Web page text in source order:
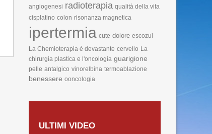
angiogenesi radioterapia qualità della vita
cisplatino colon risonanza magnetica
ipertermia cute dolore escozul
La Chemioterapia è devastante cervello La
chirurgia plastica e l'oncologia guarigione
pelle antalgico vinorelbina termoablazione
benessere ooncologia
ULTIMI VIDEO